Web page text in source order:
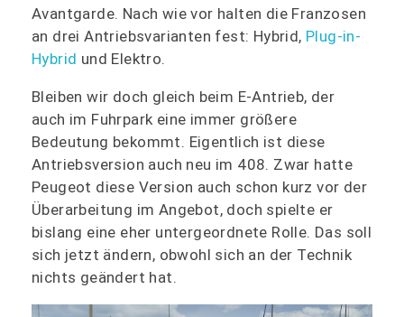
Avantgarde. Nach wie vor halten die Franzosen
an drei Antriebsvarianten fest: Hybrid, Plug-in-
Hybrid und Elektro.
Bleiben wir doch gleich beim E-Antrieb, der
auch im Fuhrpark eine immer größere
Bedeutung bekommt. Eigentlich ist diese
Antriebsversion auch neu im 408. Zwar hatte
Peugeot diese Version auch schon kurz vor der
Überarbeitung im Angebot, doch spielte er
bislang eine eher untergeordnete Rolle. Das soll
sich jetzt ändern, obwohl sich an der Technik
nichts geändert hat.